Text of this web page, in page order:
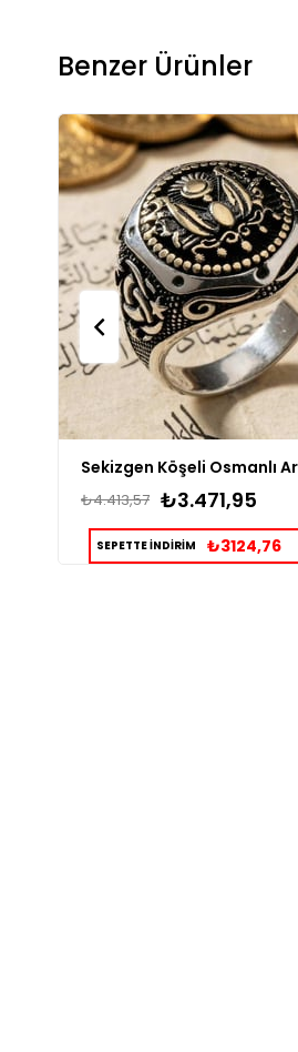
Benzer Ürünler
₺3.471,95
₺4.413,57
SEPETTE İNDİRİM ₺3124,76